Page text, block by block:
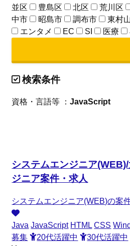
並区
豊島区 北区 荒川区
中市
昭島市 調布市 東村
エンタメ
EC SI 医療
検索条件
資格・言語等 ：JavaScript
システムエンジニア
ジニア案件・求人
システムエンジニア(WEB)の案
Java JavaScript HTML CSS
募集
20代活躍中 30代活躍中